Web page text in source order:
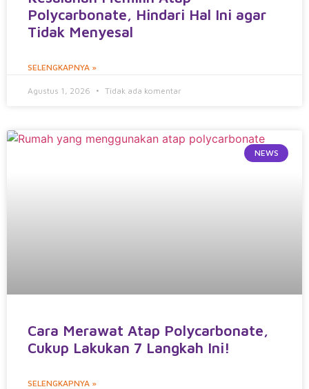
Polycarbonate, Hindari Hal Ini agar
Tidak Menyesal
SELENGKAPNYA »
Agustus 1, 2026 Tidak ada komentar
NEWS
Cara Merawat Atap Polycarbonate,
Cukup Lakukan 7 Langkah Ini!
SELENGKAPNYA »